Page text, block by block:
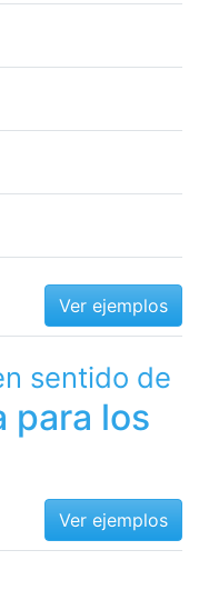
Ver ejemplos
sentido de
para los
Ver ejemplos